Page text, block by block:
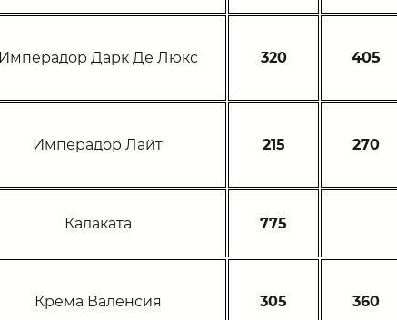
Имперадор Дарк Де Люкс 320 405
Имперадор Лайт 215 270
Калаката 775
Крема Валенсия 305 360